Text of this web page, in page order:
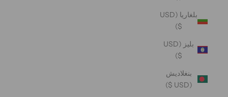
بلغاريا (USD
$)
بليز (USD
$)
بنغلاديش
(USD $)